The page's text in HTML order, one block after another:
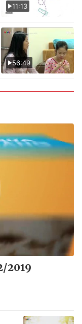
11:13
56:49
2019